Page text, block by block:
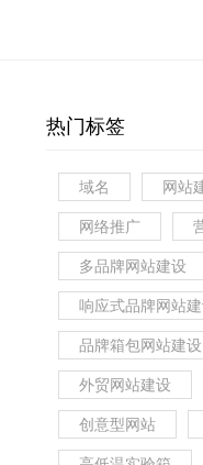
热门标签
域名 网站
网络推广
多品牌网站建设
响应式品牌网站
品牌箱包网站建设
外贸网站建设
创意型网站